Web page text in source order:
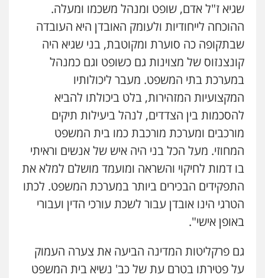
שגיא ז"ל אדם, שופט ומנהל משכמו ומעלה.
ההוכחה לייחודיות ולעומק האובדן היא העובדה
שבתקופה כה סוערת ומקוטבת, בני שגיא היה
קונצנזוס של מצוינות גם כשופט וגם כמנהל
במערכת בתי המשפט. מעבר ליכולותיו
המקצועיות המזהירות, בלט ביכולתו להביא
להסכמות בין הצדדים, לנהל ביעילות תיקים
מורכבים ומערכת מורכבת כמו בית המשפט
המחוזי. מעל הכל בני היה איש של אנשים וראיתי
בו דמות לחיקוי והשראה ומועמד מושלם למלא את
התפקידים הבכירים ביותר במערכת המשפט. לכתו
הטרגי הינו אובדן עבור לשכת עורכי הדין ועבורי
באופן אישי".
גם פרקליטות המדינה הביעה את צערה העמוק
על פטירתו בטרם עת של כב' נשיא בית המשפט
עו"ד יניב זוסמן
פלילי כלכלי פשיעה חמורה מעצרים
וחקירות
0525199949
גל דהן – משרד עורך דין פלילי
פלילי פשיעה חמורה סמים מעצרים
וחקירות
0544723840
חנא בולוס – משרד עורכי דין
פלילי פשיעה חמורה צווארון לבן נזיקין
עו"ד אורי רינצקי
פלילי כלכלי ניהול משפטים